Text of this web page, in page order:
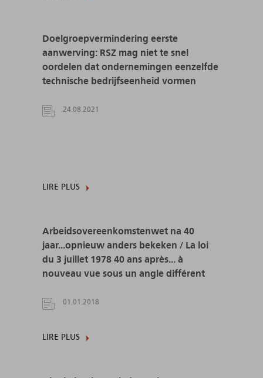
Doelgroepvermindering eerste
aanwerving: RSZ mag niet te snel
oordelen dat ondernemingen eenzelfde
technische bedrijfseenheid vormen
24.08.2021
LIRE PLUS
Arbeidsovereenkomstenwet na 40
jaar...opnieuw anders bekeken / La loi
du 3 juillet 1978 40 ans après... à
nouveau vue sous un angle différent
01.01.2018
LIRE PLUS